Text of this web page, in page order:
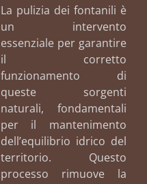
La pulizia dei fontanili è
un intervento
essenziale per garantire
il corretto
funzionamento di
queste sorgenti
naturali, fondamentali
per il mantenimento
dell’equilibrio idrico del
territorio. Questo
processo rimuove la